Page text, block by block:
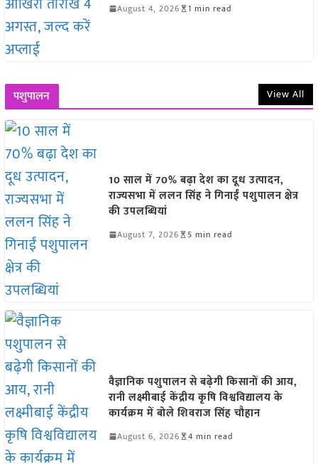
August 4, 2026 1 min read
पशुपालन View All
10 साल में 70% बढ़ा देश का दूध उत्पादन,
राज्यसभा में ललन सिंह ने गिनाईं पशुपालन क्षेत्र
की उपलब्धियां
August 7, 2026 5 min read
वैज्ञानिक पशुपालन से बढ़ेगी किसानों की आय,
रानी लक्ष्मीबाई केंद्रीय कृषि विश्वविद्यालय के
कार्यक्रम में बोले शिवराज सिंह चौहान
August 6, 2026 4 min read